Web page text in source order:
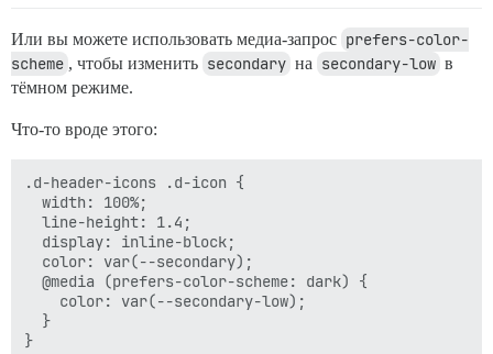
Или вы можете использовать медиа-запрос prefers-color-
scheme , чтобы изменить secondary на secondary-low в
тёмном режиме.
Что-то вроде этого:
.d-header-icons .d-icon {
  width: 100%;
  line-height: 1.4;
  display: inline-block;
  color: var(--secondary);
  @media (prefers-color-scheme: dark) {
    color: var(--secondary-low);
  }